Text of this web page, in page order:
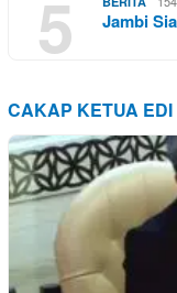
5 Jambi
CAKAP KETUA EDI